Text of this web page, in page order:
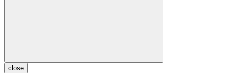
close